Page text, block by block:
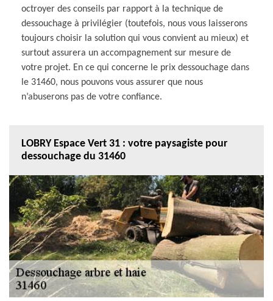
octroyer des conseils par rapport à la technique de
dessouchage à privilégier (toutefois, nous vous laisserons
toujours choisir la solution qui vous convient au mieux) et
surtout assurera un accompagnement sur mesure de
votre projet. En ce qui concerne le prix dessouchage dans
le 31460, nous pouvons vous assurer que nous
n’abuserons pas de votre confiance.
LOBRY Espace Vert 31 : votre paysagiste pour
dessouchage du 31460